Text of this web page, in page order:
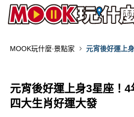
MOOK玩什麼‧景點家
元宵後好運上
元宵後好運上身3星座！
四大生肖好運大發